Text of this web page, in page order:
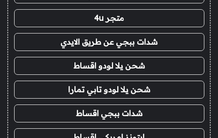
متجر 4u
شدات ببجي عن طريق الايدي
شحن يلا لودو اقساط
شحن يلا لودو تابي تمارا
شدات ببجي اقساط